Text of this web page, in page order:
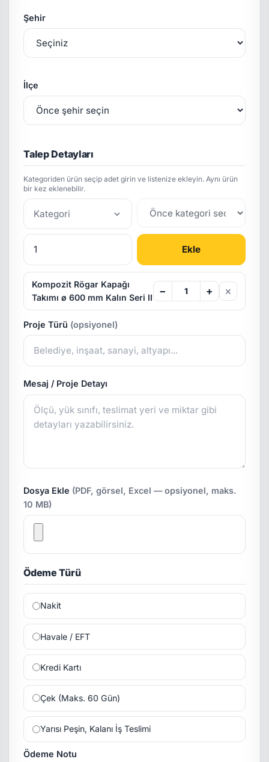
Şehir
İlçe
Talep Detayları
Kategoriden ürün seçip adet girin ve listenize ekleyin. Aynı ürün
bir kez eklenebilir.
Kategori
Ekle
Kompozit Rögar Kapağı
Takımı ø 600 mm Kalın Seri II
− + ×
Proje Türü (opsiyonel)
Mesaj / Proje Detayı
Dosya Ekle (PDF, görsel, Excel — opsiyonel, maks.
10 MB)
Ödeme Türü
Nakit
Havale / EFT
Kredi Kartı
Çek (Maks. 60 Gün)
Yarısı Peşin, Kalanı İş Teslimi
Ödeme Notu